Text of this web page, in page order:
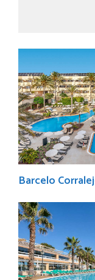
Barcelo